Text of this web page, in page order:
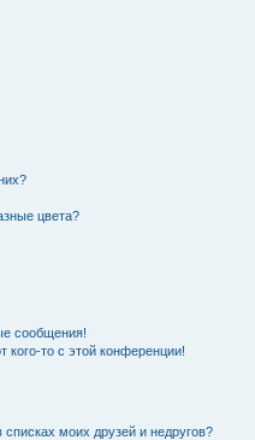
цвета?
сообщения!
кого-то с этой конференции!
моих друзей и недругов?